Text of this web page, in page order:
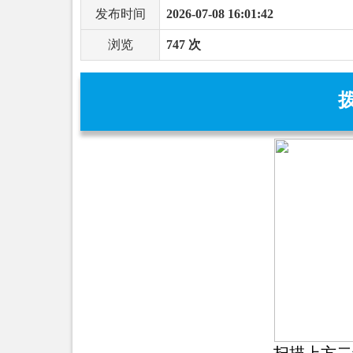
发布时间 2026-07-08 16:01:42
浏览 747 次